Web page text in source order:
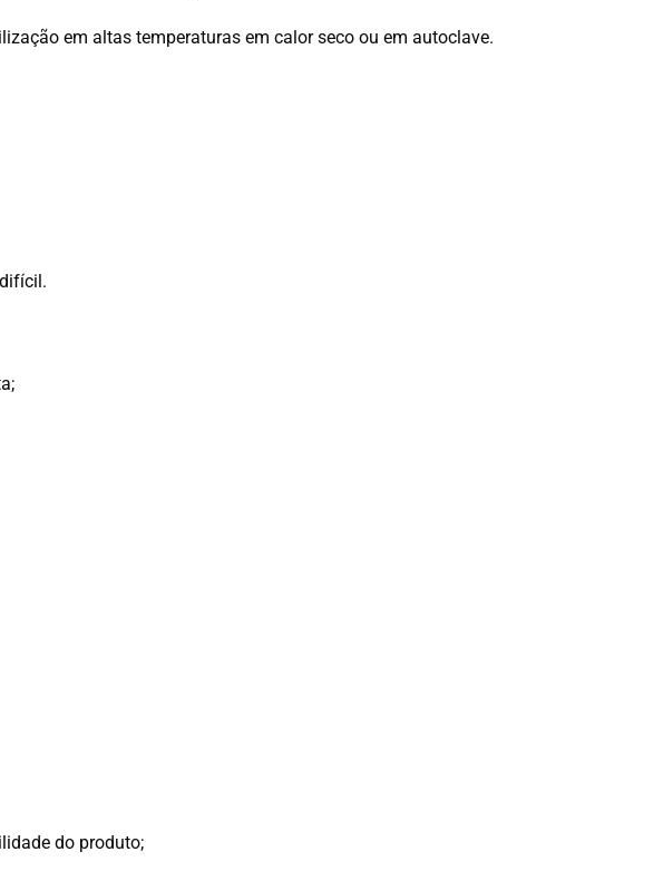
em altas temperaturas em calor seco ou em autoclave.
do produto;